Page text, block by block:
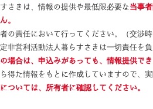
さきは、情報の提供や最低限必要な当事
。
の責任において行ってください。（交渉
非営利活動法人暮らすさきは一切責任を負
場合は、申込みがあっても、情報提供で
得た情報をもとに作成していますので、
ついては、所有者に確認してください。